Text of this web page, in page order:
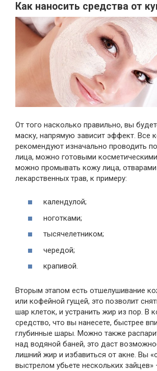
Как наносить средства от
От того насколько правильно, вы
маску, напрямую зависит эффект. Все
рекомендуют изначально проводить
лица, можно готовыми
можно промывать кожу лица, отварами
лекарственных трав, к примеру:
календулой;
ноготками;
тысячелетником;
чередой;
крапивой.
Вторым этапом есть отшелушивание
или кофейной гущей, это позволит
шар клеток, и устранить жир из пор. В
средство, что вы нанесете, быстрее
глубинные шары. Можно также
над водяной баней, это даст
лишний жир и избавиться от акне. Вы
выстрелом убьете нескольких зайцев»